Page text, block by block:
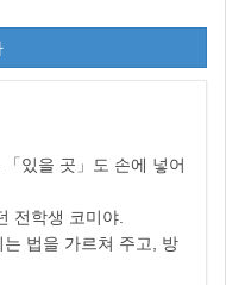
있을 곳」도 손에 넣어
전학생 코미야.
법을 가르쳐 주고, 방